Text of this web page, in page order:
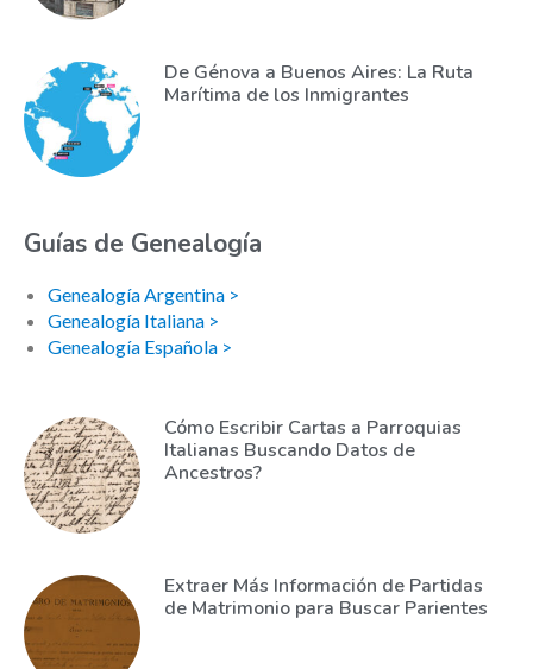
De Génova a Buenos Aires: La Ruta
Marítima de los Inmigrantes
Guías de Genealogía
Genealogía Argentina >
Genealogía Italiana >
Genealogía Española >
Cómo Escribir Cartas a Parroquias
Italianas Buscando Datos de
Ancestros?
Extraer Más Información de Partidas
de Matrimonio para Buscar Parientes